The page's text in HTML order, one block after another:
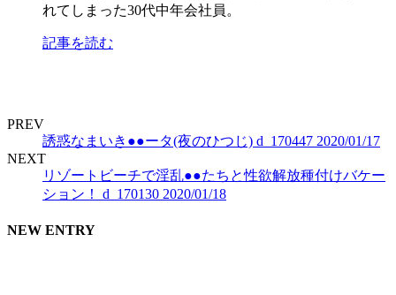
れてしまった30代中年会社員。
記事を読む
PREV
誘惑なまいき●●ータ(夜のひつじ) d_170447 2020/01/17
NEXT
リゾートビーチで淫乱●●たちと性欲解放種付けバケー
ション！ d_170130 2020/01/18
NEW ENTRY